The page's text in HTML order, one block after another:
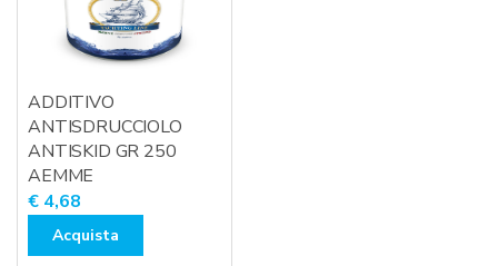
ADDITIVO
ANTISDRUCCIOLO
ANTISKID GR 250
AEMME
€ 4,68
Acquista